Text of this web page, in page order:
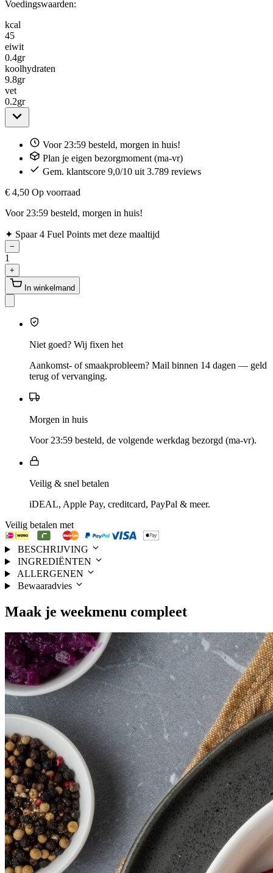
Voedingswaarden:
kcal
45
eiwit
0.4gr
koolhydraten
9.8gr
vet
0.2gr
Voor 23:59 besteld, morgen in huis!
Plan je eigen bezorgmoment (ma-vr)
Gem. klantscore 9,0/10 uit 3.789 reviews
€ 4,50 Op voorraad
Voor 23:59 besteld, morgen in huis!
✦ Spaar 4 Fuel Points met deze maaltijd
−
1
+
In winkelmand
Niet goed? Wij fixen het
Aankomst- of smaakprobleem? Mail binnen 14 dagen — geld
terug of vervanging.
Morgen in huis
Voor 23:59 besteld, de volgende werkdag bezorgd (ma-vr).
Veilig & snel betalen
iDEAL, Apple Pay, creditcard, PayPal & meer.
Veilig betalen met
BESCHRIJVING
INGREDIËNTEN
ALLERGENEN
Bewaaradvies
Maak je weekmenu compleet